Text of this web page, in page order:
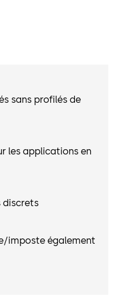
sans profilés de
les applications en
discrets
imposte également